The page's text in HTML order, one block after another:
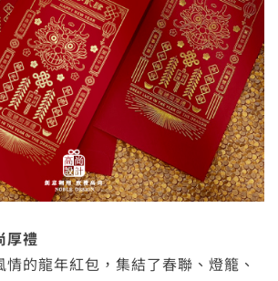
厚禮
的龍年紅包，集結了春聯、燈籠、